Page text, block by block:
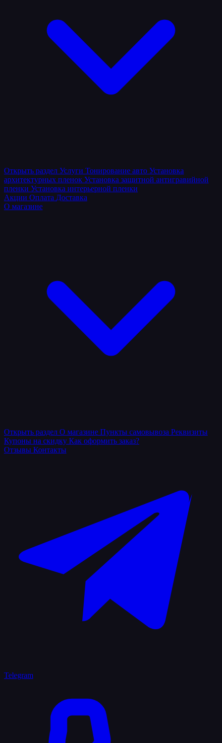
Открыть раздел Услуги Тонирование авто Установка
архитектурных пленок Установка защитной антигравийной
пленки Установка интерьерной пленки
Акции Оплата Доставка
О магазине
Открыть раздел О магазине Пункты самовывоза Реквизиты
Купоны на скидку Как оформить заказ?
Отзывы Контакты
Telegram